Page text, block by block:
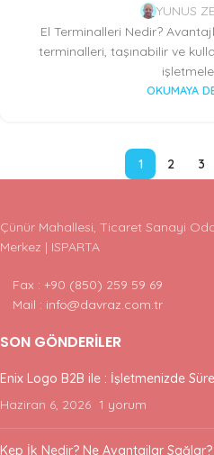
YUNUS
El Terminalleri Nedir?
terminalleri, taşınabilir ve
OKUMAYA
1 2 3
Çünür Mahallesi, Ticaret Sanayi
Merkez | ISPARTA
Fax : +90 (850) 259 59 69
Mail : info@davraz.com.tr
SON GÖNDERILER
Enix Logo B2B ile : İşletmenizde
Haziran 6, 2026 1 yorum
Kep İk Nedir? Ne Avantajlar